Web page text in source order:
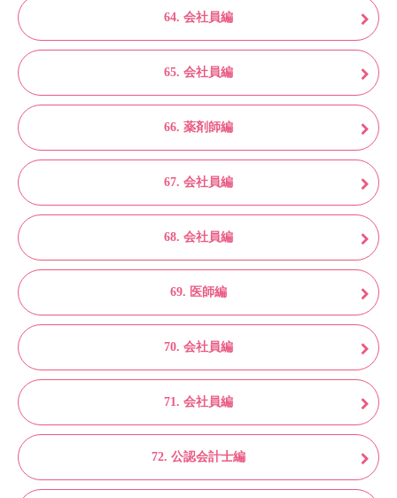
64. 会社員編
65. 会社員編
66. 薬剤師編
67. 会社員編
68. 会社員編
69. 医師編
70. 会社員編
71. 会社員編
72. 公認会計士編